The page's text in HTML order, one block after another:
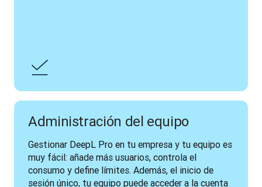
Administración del equipo
Gestionar DeepL Pro en tu empresa y tu equipo es
muy fácil: añade más usuarios, controla el
consumo y define límites. Además, el inicio de
sesión único, tu equipo puede acceder a la cuenta